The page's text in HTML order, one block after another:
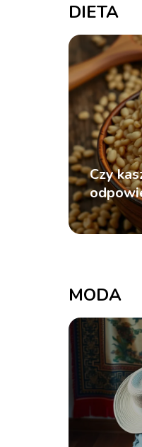
DIETA
Czy
MODA